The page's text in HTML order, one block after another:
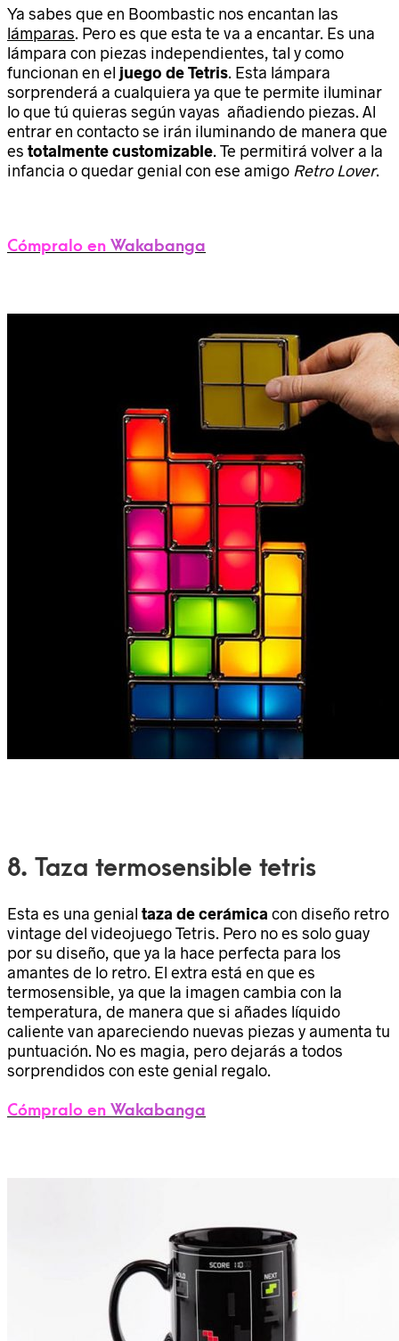
Ya sabes que en Boombastic nos encantan las
lámparas. Pero es que esta te va a encantar. Es una
lámpara con piezas independientes, tal y como
funcionan en el juego de Tetris. Esta lámpara
sorprenderá a cualquiera ya que te permite iluminar
lo que tú quieras según vayas añadiendo piezas. Al
entrar en contacto se irán iluminando de manera que
es totalmente customizable. Te permitirá volver a la
infancia o quedar genial con ese amigo Retro Lover.
Cómpralo en Wakabanga
8. Taza termosensible tetris
Esta es una genial taza de cerámica con diseño retro
vintage del videojuego Tetris. Pero no es solo guay
por su diseño, que ya la hace perfecta para los
amantes de lo retro. El extra está en que es
termosensible, ya que la imagen cambia con la
temperatura, de manera que si añades líquido
caliente van apareciendo nuevas piezas y aumenta tu
puntuación. No es magia, pero dejarás a todos
sorprendidos con este genial regalo.
Cómpralo en Wakabanga